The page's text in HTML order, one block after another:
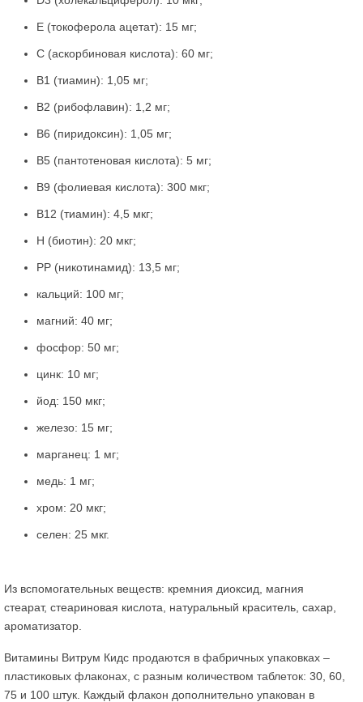
Е (токоферола ацетат): 15 мг;
С (аскорбиновая кислота): 60 мг;
В1 (тиамин): 1,05 мг;
В2 (рибофлавин): 1,2 мг;
В6 (пиридоксин): 1,05 мг;
В5 (пантотеновая кислота): 5 мг;
В9 (фолиевая кислота): 300 мкг;
В12 (тиамин): 4,5 мкг;
Н (биотин): 20 мкг;
РР (никотинамид): 13,5 мг;
кальций: 100 мг;
магний: 40 мг;
фосфор: 50 мг;
цинк: 10 мг;
йод: 150 мкг;
железо: 15 мг;
марганец: 1 мг;
медь: 1 мг;
хром: 20 мкг;
селен: 25 мкг.
Из вспомогательных веществ: кремния диоксид, магния
стеарат, стеариновая кислота, натуральный краситель, сахар,
ароматизатор.
Витамины Витрум Кидс продаются в фабричных упаковках –
пластиковых флаконах, с разным количеством таблеток: 30, 60,
75 и 100 штук. Каждый флакон дополнительно упакован в